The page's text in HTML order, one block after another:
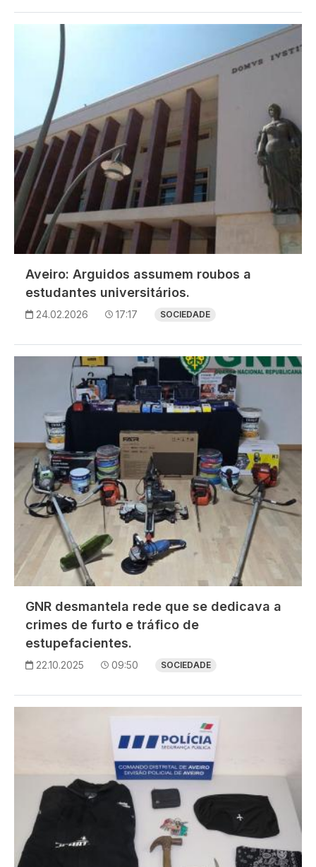
Aveiro: Arguidos assumem roubos a
estudantes universitários.
24.02.2026 17:17 SOCIEDADE
GNR desmantela rede que se dedicava a
crimes de furto e tráfico de
estupefacientes.
22.10.2025 09:50 SOCIEDADE